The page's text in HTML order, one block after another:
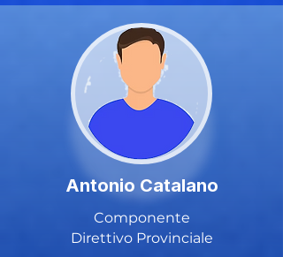
Antonio Catalano
Componente
Direttivo Provinciale